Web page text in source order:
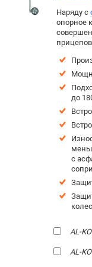
Наряду с
опорное
до
с
AL-
AL-